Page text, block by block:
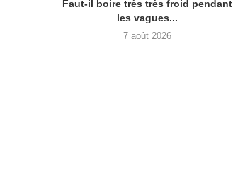
Faut-il boire très très froid pendant
les vagues...
7 août 2026